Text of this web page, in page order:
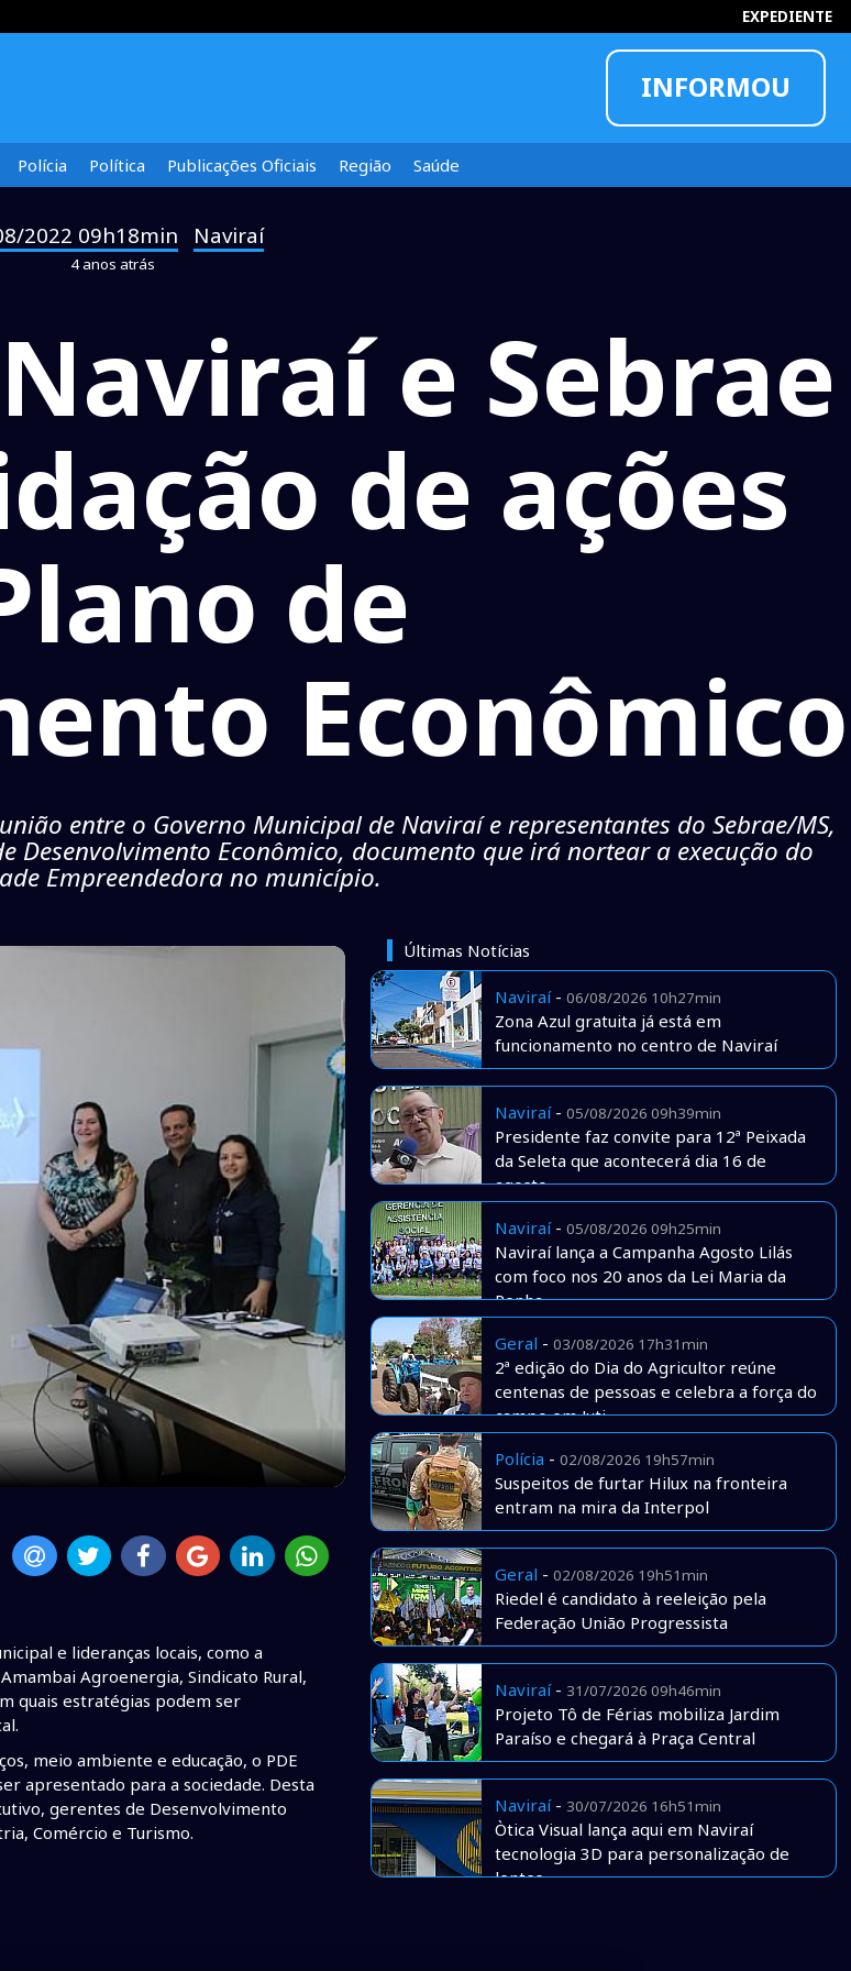
EXPEDIENTE
INFORMOU
Polícia Política Publicações Oficiais Região Saúde
2022 09h18min Naviraí
4 anos atrás
e Sebrae
de ações
de
Econômico
entre o Governo Municipal de Naviraí e representantes do Sebrae/MS,
Desenvolvimento Econômico, documento que irá nortear a execução do
Empreendedora no município.
e lideranças locais, como a
Agroenergia, Sindicato Rural,
quais estratégias podem ser
meio ambiente e educação, o PDE
apresentado para a sociedade. Desta
gerentes de Desenvolvimento
Comércio e Turismo.
Últimas Notícias
Naviraí- 06/08/2026 10h27min
Zona Azul gratuita já está em
funcionamento no centro de Naviraí
Naviraí- 05/08/2026 09h39min
Presidente faz convite para 12ª Peixada
da Seleta que acontecerá dia 16 de
agosto
Naviraí- 05/08/2026 09h25min
Naviraí lança a Campanha Agosto Lilás
com foco nos 20 anos da Lei Maria da
Penha
Geral - 03/08/2026 17h31min
2ª edição do Dia do Agricultor reúne
centenas de pessoas e celebra a força do
campo em Juti
Polícia - 02/08/2026 19h57min
Suspeitos de furtar Hilux na fronteira
entram na mira da Interpol
Geral - 02/08/2026 19h51min
Riedel é candidato à reeleição pela
Federação União Progressista
Naviraí- 31/07/2026 09h46min
Projeto Tô de Férias mobiliza Jardim
Paraíso e chegará à Praça Central
Naviraí- 30/07/2026 16h51min
Òtica Visual lança aqui em Naviraí
tecnologia 3D para personalização de
lentes